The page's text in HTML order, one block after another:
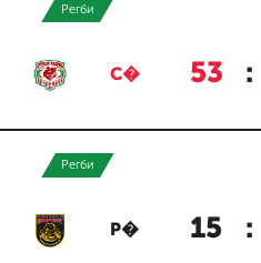
Регби
С� 53 :
Регби
Р� 15 :